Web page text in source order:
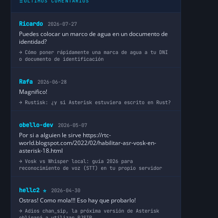
Ricardo 2026-07-27
Puedes colocar un marco de agua en un documento de
identidad?
Cómo poner rápidamente una marca de agua a tu DNI
o documento de identificación
Rafa 2026-06-28
Magnifico!
Rustisk: ¿y si Asterisk estuviera escrito en Rust?
obello-dev 2026-05-07
Por si a alguien le sirve https://rtc-
world.blogspot.com/2022/02/habilitar-asr-vosk-en-
asterisk-18.html
Vosk vs Whisper local: guía 2026 para
reconocimiento de voz (STT) en tu propio servidor
hellc2 ⭐ 2026-04-30
Ostras! Como mola!!! Eso hay que probarlo!
Adios chan_sip, la próxima versión de Asterisk